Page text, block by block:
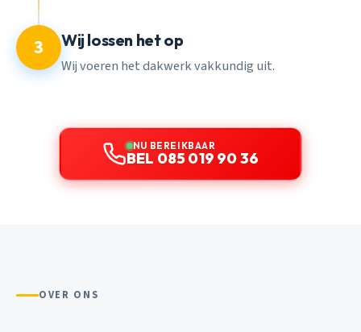
3 Wij lossen het op
Wij voeren het dakwerk vakkundig uit.
NU BEREIKBAAR
BEL 085 019 90 36
OVER ONS